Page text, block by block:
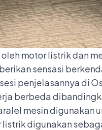
motor listrik dan
sensasi
penjelasannya di
berbeda
mesin digunakan
digunakan